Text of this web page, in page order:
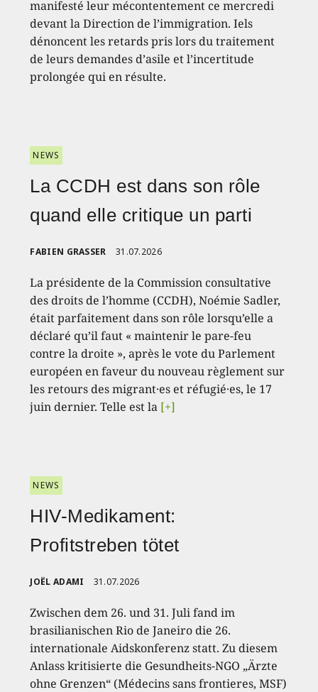
manifesté leur mécontentement ce mercredi
devant la Direction de l’immigration. Iels
dénoncent les retards pris lors du traitement
de leurs demandes d’asile et l’incertitude
prolongée qui en résulte.
NEWS
La CCDH est dans son rôle
quand elle critique un parti
FABIEN GRASSER 31.07.2026
La présidente de la Commission consultative
des droits de l’homme (CCDH), Noémie Sadler,
était parfaitement dans son rôle lorsqu’elle a
déclaré qu’il faut « maintenir le pare-feu
contre la droite », après le vote du Parlement
européen en faveur du nouveau règlement sur
les retours des migrant·es et réfugié·es, le 17
juin dernier. Telle est la [+]
NEWS
HIV-Medikament:
Profitstreben tötet
JOËL ADAMI 31.07.2026
Zwischen dem 26. und 31. Juli fand im
brasilianischen Rio de Janeiro die 26.
internationale Aidskonferenz statt. Zu diesem
Anlass kritisierte die Gesundheits-NGO „Ärzte
ohne Grenzen“ (Médecins sans frontieres, MSF)